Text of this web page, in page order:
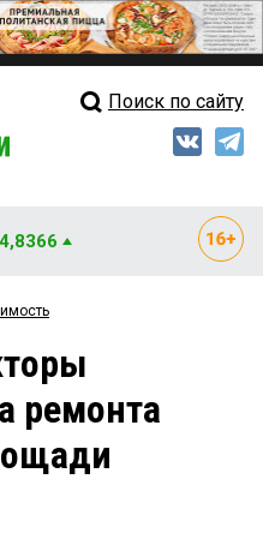
Свежий выпуск
Мнения
Рейтинги
Блоги
Архив
Поиск по сайту
ремонта